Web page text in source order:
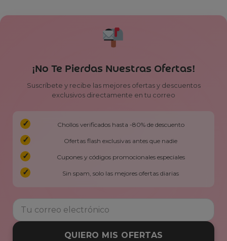
¡No Te Pierdas Nuestras Ofertas!
Suscríbete y recibe las mejores ofertas y descuentos
exclusivos directamente en tu correo
Chollos verificados hasta -80% de descuento
Ofertas flash exclusivas antes que nadie
Cupones y códigos promocionales especiales
Sin spam, solo las mejores ofertas diarias
QUIERO MIS OFERTAS